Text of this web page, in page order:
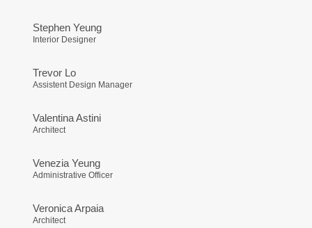
Stephen Yeung
Interior Designer
Trevor Lo
Assistent Design Manager
Valentina Astini
Architect
Venezia Yeung
Administrative Officer
Veronica Arpaia
Architect